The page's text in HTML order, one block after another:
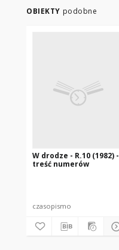
OBIEKTY podobne
W drodze - R.10 (1982) -
treść numerów
czasopismo